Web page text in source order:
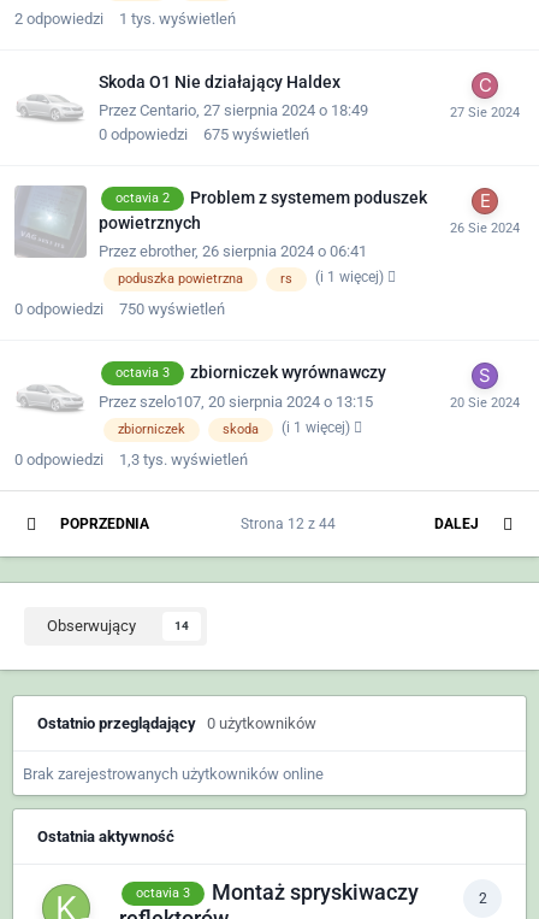
2 odpowiedzi 1 tys. wyświetleń
Skoda O1 Nie działający Haldex
Przez Centario 27 sierpnia 2024 o 18:49
0 odpowiedzi 675 wyświetleń
octavia 2
Problem z systemem poduszek
powietrznych
Przez ebrother, 26 sierpnia 2024 o 06:41
poduszka powietrzna rs (i 1 więcej)
0 odpowiedzi 750 wyświetleń
octavia 3 zbiorniczek wyrównawczy
Przez szelo107, 20 sierpnia 2024 o 13:15
zbiorniczek skoda (i 1 więcej)
0 odpowiedzi 1,3 tys. wyświetleń
POPRZEDNIA DALEJ
Strona 12 z 44
Obserwujący 14
Ostatnio przeglądający 0 użytkowników
Brak zarejestrowanych użytkowników online
Ostatnia aktywność
2
octavia 3
Montaż spryskiwaczy